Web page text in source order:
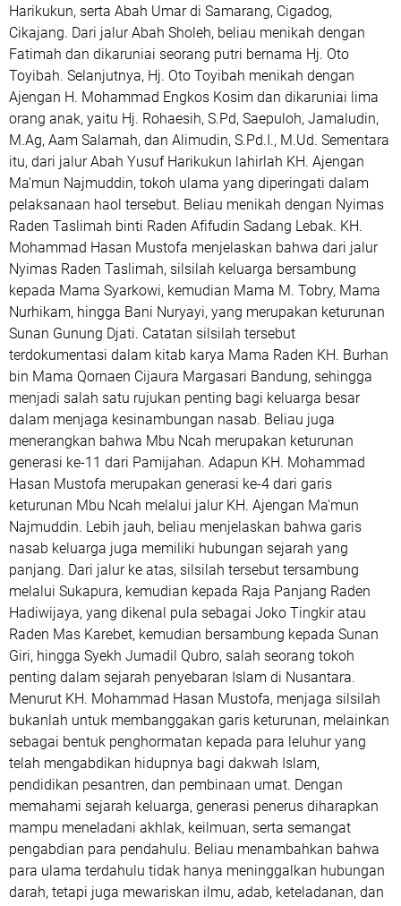
Harikukun, serta Abah Umar di Samarang, Cigadog,
Cikajang. Dari jalur Abah Sholeh, beliau menikah dengan
Fatimah dan dikaruniai seorang putri bernama Hj. Oto
Toyibah. Selanjutnya, Hj. Oto Toyibah menikah dengan
Ajengan H. Mohammad Engkos Kosim dan dikaruniai lima
orang anak, yaitu Hj. Rohaesih, S.Pd, Saepuloh, Jamaludin,
M.Ag, Aam Salamah, dan Alimudin, S.Pd.I., M.Ud. Sementara
itu, dari jalur Abah Yusuf Harikukun lahirlah KH. Ajengan
Ma'mun Najmuddin, tokoh ulama yang diperingati dalam
pelaksanaan haol tersebut. Beliau menikah dengan Nyimas
Raden Taslimah binti Raden Afifudin Sadang Lebak. KH.
Mohammad Hasan Mustofa menjelaskan bahwa dari jalur
Nyimas Raden Taslimah, silsilah keluarga bersambung
kepada Mama Syarkowi, kemudian Mama M. Tobry, Mama
Nurhikam, hingga Bani Nuryayi, yang merupakan keturunan
Sunan Gunung Djati. Catatan silsilah tersebut
terdokumentasi dalam kitab karya Mama Raden KH. Burhan
bin Mama Qornaen Cijaura Margasari Bandung, sehingga
menjadi salah satu rujukan penting bagi keluarga besar
dalam menjaga kesinambungan nasab. Beliau juga
menerangkan bahwa Mbu Ncah merupakan keturunan
generasi ke-11 dari Pamijahan. Adapun KH. Mohammad
Hasan Mustofa merupakan generasi ke-4 dari garis
keturunan Mbu Ncah melalui jalur KH. Ajengan Ma'mun
Najmuddin. Lebih jauh, beliau menjelaskan bahwa garis
nasab keluarga juga memiliki hubungan sejarah yang
panjang. Dari jalur ke atas, silsilah tersebut tersambung
melalui Sukapura, kemudian kepada Raja Panjang Raden
Hadiwijaya, yang dikenal pula sebagai Joko Tingkir atau
Raden Mas Karebet, kemudian bersambung kepada Sunan
Giri, hingga Syekh Jumadil Qubro, salah seorang tokoh
penting dalam sejarah penyebaran Islam di Nusantara.
Menurut KH. Mohammad Hasan Mustofa, menjaga silsilah
bukanlah untuk membanggakan garis keturunan, melainkan
sebagai bentuk penghormatan kepada para leluhur yang
telah mengabdikan hidupnya bagi dakwah Islam,
pendidikan pesantren, dan pembinaan umat. Dengan
memahami sejarah keluarga, generasi penerus diharapkan
mampu meneladani akhlak, keilmuan, serta semangat
pengabdian para pendahulu. Beliau menambahkan bahwa
para ulama terdahulu tidak hanya meninggalkan hubungan
darah, tetapi juga mewariskan ilmu, adab, keteladanan, dan